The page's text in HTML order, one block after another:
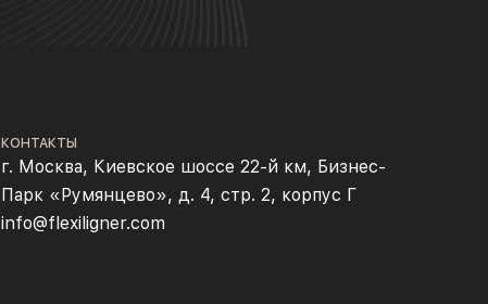
КОНТАКТЫ
г. Москва, Киевское шоссе 22-й км, Бизнес-
Парк «Румянцево», д. 4, стр. 2, корпус Г
info@flexiligner.com